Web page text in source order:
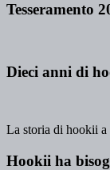
Tesseramento
Dieci anni di
La storia di hookii a
Hookii ha